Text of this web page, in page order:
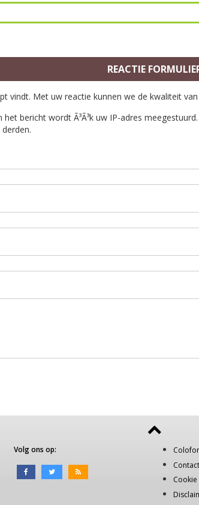
REACTIE
vindt. Met uw reactie kunnen we de kwaliteit
het bericht wordt Ã³Ã³k uw IP-adres
Volg ons op:
Contact